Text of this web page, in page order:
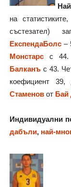
на
състезател)
ЕкспендаБолс –
Монстарс с 44.
Балканъс 43.
коефициент
Стаменов от Бай
Индивидуални
дабъли, най-